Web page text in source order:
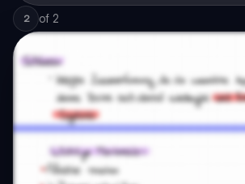
2 of 2